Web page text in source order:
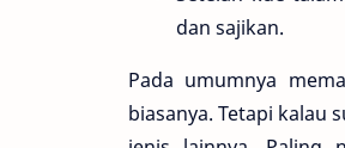
dan sajikan.
Pada umumnya
biasanya. Tetapi kalau